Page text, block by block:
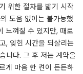
위한 절차를 밟기 시작
도움 없이는 불가능했
느껴질 수 있지만, 때로
, 잊힌 시간을 되살리는
니다. ​​그 후 저는 계약을
게 마음 한 켠이 든든하